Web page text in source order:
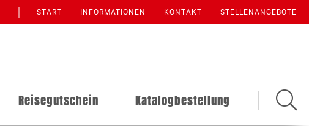
START INFORMATIONEN KONTAKT STELLENANGEBOTE
Reisegutschein Katalogbestellung